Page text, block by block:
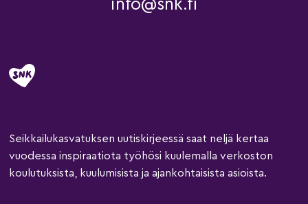
info@snk.fi
Seikkailukasvatuksen uutiskirjeessä saat neljä kertaa
vuodessa inspiraatiota työhösi kuulemalla verkoston
koulutuksista, kuulumisista ja ajankohtaisista asioista.